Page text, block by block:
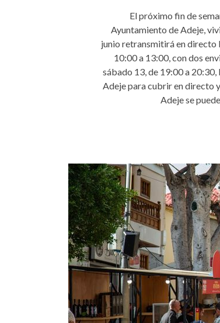
El próximo fin de
Ayuntamiento de Adeje,
junio retransmitirá en directo
10:00 a 13:00, con dos
sábado 13, de 19:00 a 20:30,
Adeje para cubrir en directo
Adeje se